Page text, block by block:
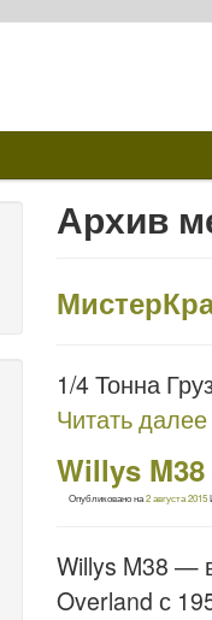
Архив
1/4 Тонна
Читать далее
Willys
Опубликовано на2 августа 2015
Willys M38 —
Overland с